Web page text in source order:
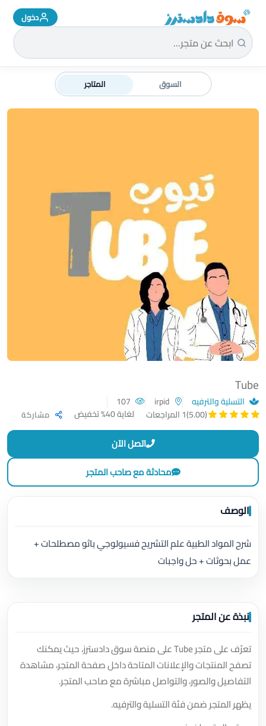
سوق دادسترز الرئيسية دخول
السوق المتاجر
Tube
التسلية والترفيه
(5.00)
1 المراجعات لغاية 40% تخفيض مشاركة
اتصل الآن
محادثة مع صاحب المتجر
الوصف
شرح المواد الطبية علم التشريح فسيولوجي باثو مصطلحات +
عمل بحوثات + حل واجبات
نبذة عن المتجر
تعرّف على متجر Tube على منصة سوق دادسترز، حيث يمكنك
تصفح المنتجات والإعلانات المتاحة داخل صفحة المتجر، مشاهدة
التفاصيل والصور، والتواصل مباشرة مع صاحب المتجر.
يظهر المتجر ضمن فئة التسلية والترفيه.